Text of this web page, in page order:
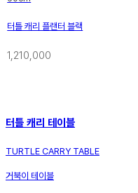
터틀 캐리 플랜터 블랙
1,210,000
터틀 캐리 테이블
TURTLE CARRY TABLE
거북이 테이블